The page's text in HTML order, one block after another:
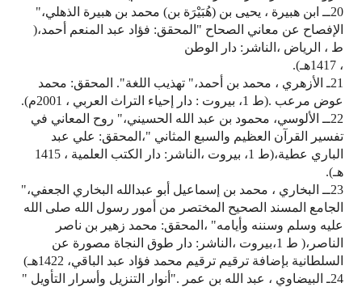
20ــ ابن هبيرة ، يحيى بن (هُبَيْرَة بن) محمد بن هبيرة الذهلي،"
الإفصاح عن معاني الصحاح "المحقق: فؤاد عبد المنعم أحمد،(
ط ، الرياض ،الناشر: دار الوطن
، 1417هـ).
21ـ الأزهري ، محمد بن أحمد،" تهذيب اللغة". المحقق: محمد
عوض مرعب .(ط 1، بيروت : دار إحياء التراث العربي ، 2001م).
22ــ الألوسي، محمود بن عبد الله الحسيني،" روح المعاني في
تفسير القرآن العظيم والسبع المثاني "،المحقق: علي عبد
الباري عطية،(ط 1، بيروت ،الناشر: دار الكتب العلمية ، 1415
هـ).
23ــ البخاري ، محمد بن إسماعيل أبو عبدالله البخاري الجعفي،"
الجامع المسند الصحيح المختصر من أمور رسول الله صلى الله
عليه وسلم وسننه وأيامه" ،المحقق: محمد زهير بن ناصر
الناصر،( ط 1،بيروت ،الناشر: دار طوق النجاة مصورة عن
السلطانية بإضافة ترقيم ترقيم محمد فؤاد عبد الباقي، 1422هـ)
24ـ البيضاوي ، عبد الله بن عمر ."أنوار التنزيل وأسرار التأويل "